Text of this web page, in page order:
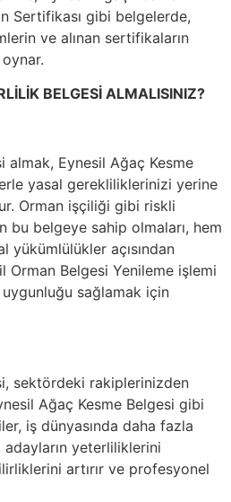
Sertifikası gibi belgelerde,
ve alınan sertifikaların
BELGESİ ALMALISINIZ?
almak, Eynesil Ağaç Kesme
yasal gerekliliklerinizi yerine
Orman işçiliği gibi riskli
bu belgeye sahip olmaları, hem
yükümlülükler açısından
Orman Belgesi Yenileme işlemi
sağlamak için
sektördeki rakiplerinizden
Ağaç Kesme Belgesi gibi
iş dünyasında daha fazla
yeterliliklerini
artırır ve profesyonel